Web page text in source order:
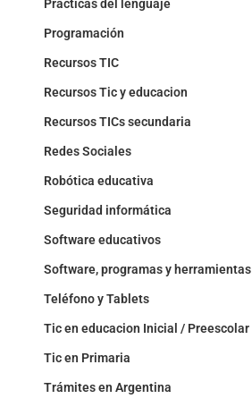
Prácticas del lenguaje
Programación
Recursos TIC
Recursos Tic y educacion
Recursos TICs secundaria
Redes Sociales
Robótica educativa
Seguridad informática
Software educativos
Software, programas y herramientas
Teléfono y Tablets
Tic en educacion Inicial / Preescolar
Tic en Primaria
Trámites en Argentina